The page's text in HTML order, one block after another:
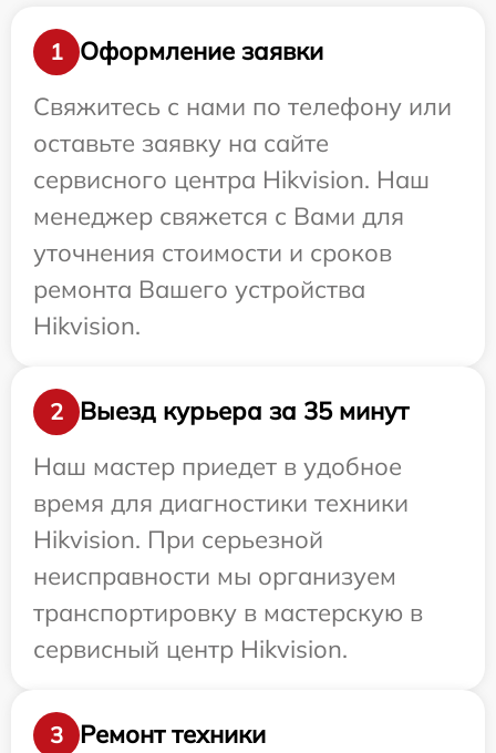
1
Оформление заявки
Свяжитесь с нами по телефону или
оставьте заявку на сайте
сервисного центра Hikvision. Наш
менеджер свяжется с Вами для
уточнения стоимости и сроков
ремонта Вашего устройства
Hikvision.
2
Выезд курьера за 35 минут
Наш мастер приедет в удобное
время для диагностики техники
Hikvision. При серьезной
неисправности мы организуем
транспортировку в мастерскую в
сервисный центр Hikvision.
3
Ремонт техники